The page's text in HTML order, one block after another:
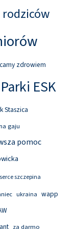
zdrowiem
Parki ESK
Staszica
gaju
pomoc
serce szczepina
ukraina wapp
za darmo